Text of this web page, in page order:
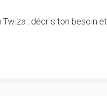
: décris ton besoin et